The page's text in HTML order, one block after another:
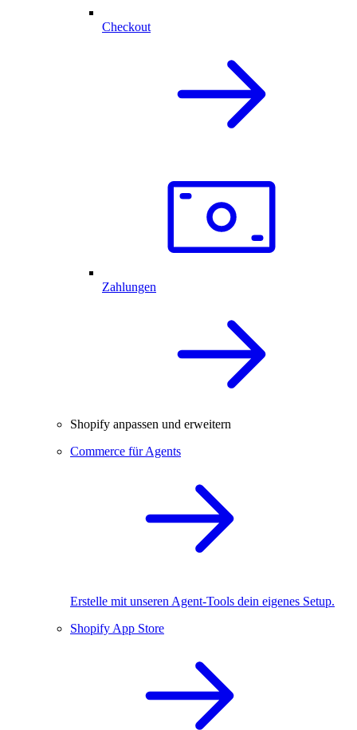
Checkout
Zahlungen
Shopify anpassen und erweitern
Commerce für Agents
Erstelle mit unseren Agent-Tools dein eigenes Setup.
Shopify App Store